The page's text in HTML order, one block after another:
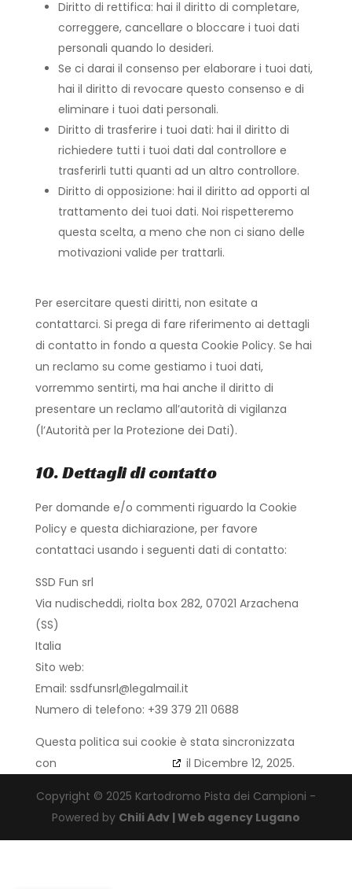
Diritto di rettifica: hai il diritto di completare,
correggere, cancellare o bloccare i tuoi dati
personali quando lo desideri.
Se ci darai il consenso per elaborare i tuoi dati,
hai il diritto di revocare questo consenso e di
eliminare i tuoi dati personali.
Diritto di trasferire i tuoi dati: hai il diritto di
richiedere tutti i tuoi dati dal controllore e
trasferirli tutti quanti ad un altro controllore.
Diritto di opposizione: hai il diritto ad opporti al
trattamento dei tuoi dati. Noi rispetteremo
questa scelta, a meno che non ci siano delle
motivazioni valide per trattarli.
Per esercitare questi diritti, non esitate a
contattarci. Si prega di fare riferimento ai dettagli
di contatto in fondo a questa Cookie Policy. Se hai
un reclamo su come gestiamo i tuoi dati,
vorremmo sentirti, ma hai anche il diritto di
presentare un reclamo all’autorità di vigilanza
(l’Autorità per la Protezione dei Dati).
10. Dettagli di contatto
Per domande e/o commenti riguardo la Cookie
Policy e questa dichiarazione, per favore
contattaci usando i seguenti dati di contatto:
SSD Fun srl
Via nudischeddi, riolta box 282, 07021 Arzachena
(SS)
Italia
Sito web:
Email: ssdfunsrl@legalmail.it
Numero di telefono: +39 379 211 0688
Questa politica sui cookie è stata sincronizzata
con
il Dicembre 12, 2025.
Copyright © 2025 Kartodromo Pista dei Campioni -
Powered by Chili Adv | Web agency Lugano